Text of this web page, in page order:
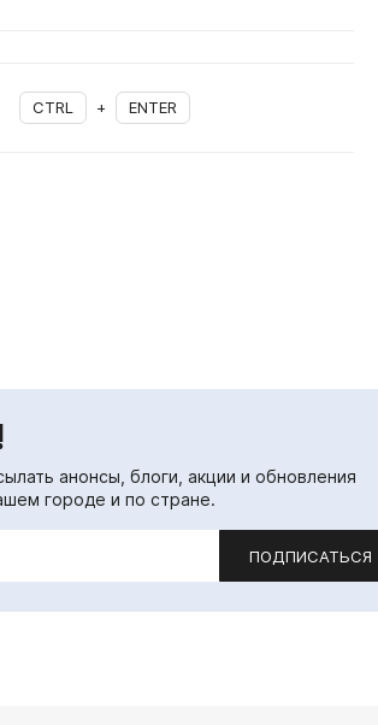
CTRL + ENTER
анонсы, блоги, акции и обновления
городе и по стране.
ПОДПИСАТЬСЯ